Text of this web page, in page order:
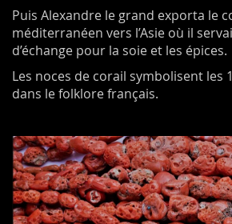
Puis Alexandre le grand exporta le
méditerranéen vers l’Asie où il
d’échange pour la soie et les épices.
Les noces de corail symbolisent les
dans le folklore français.